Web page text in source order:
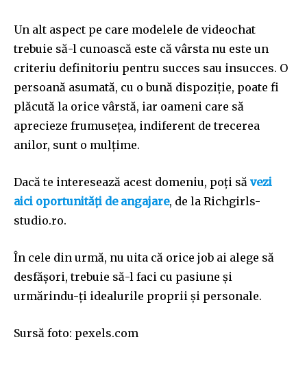
Un alt aspect pe care modelele de videochat
trebuie să-l cunoască este că vârsta nu este un
criteriu definitoriu pentru succes sau insucces. O
persoană asumată, cu o bună dispoziție, poate fi
plăcută la orice vârstă, iar oameni care să
aprecieze frumusețea, indiferent de trecerea
anilor, sunt o mulțime.
Dacă te interesează acest domeniu, poți să vezi
aici oportunități de angajare, de la Richgirls-
studio.ro.
În cele din urmă, nu uita că orice job ai alege să
desfășori, trebuie să-l faci cu pasiune și
urmărindu-ți idealurile proprii și personale.
Sursă foto: pexels.com